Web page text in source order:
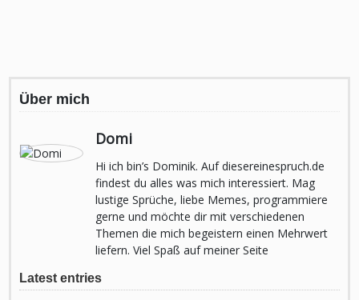
Über mich
Domi
Hi ich bin’s Dominik. Auf diesereinespruch.de
findest du alles was mich interessiert. Mag
lustige Sprüche, liebe Memes, programmiere
gerne und möchte dir mit verschiedenen
Themen die mich begeistern einen Mehrwert
liefern. Viel Spaß auf meiner Seite
Latest entries